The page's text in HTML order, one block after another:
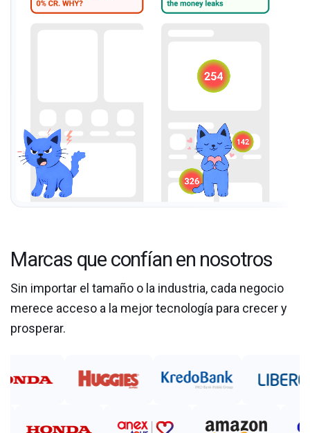
Marcas que confían en nosotros
Sin importar el tamaño o la industria, cada negocio
merece acceso a la mejor tecnología para crecer y
prosperar.